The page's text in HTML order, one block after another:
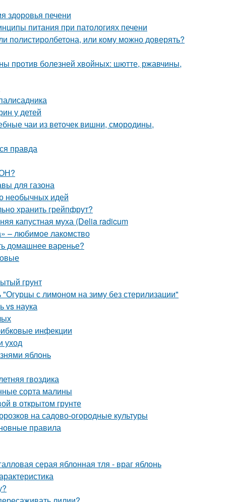
здоровья печени
питания при патологиях печени
полистиролбетона, или кому можно доверять?
против болезней хвойных: шютте, ржавчины,
у детей
чаи из веточек вишни, смородины,
правда
для газона
необычных идей
хранить грейпфрут?
капустная муха (Delia radicum
– любимое лакомство
домашнее варенье?
грунт
с лимоном на зиму без стерилизации"
vs наука
инфекции
уход
яблонь
гвоздика
сорта малины
в открытом грунте
на садово-огородные культуры
правила
серая яблонная тля - враг яблонь